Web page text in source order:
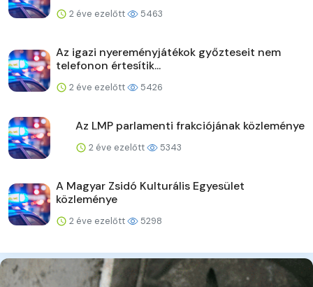
2 éve ezelőtt 5463
Az igazi nyereményjátékok győzteseit nem
telefonon értesítik...
2 éve ezelőtt 5426
Az LMP parlamenti frakciójának közleménye
2 éve ezelőtt 5343
A Magyar Zsidó Kulturális Egyesület
közleménye
2 éve ezelőtt 5298